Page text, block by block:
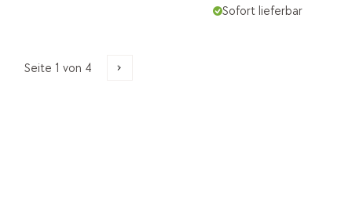
Sofort lieferbar